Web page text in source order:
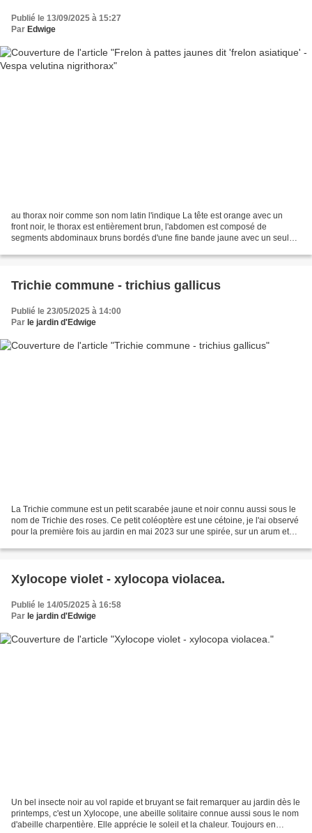
Publié le 13/09/2025 à 15:27
Par Edwige
au thorax noir comme son nom latin l'indique La tête est orange avec un
front noir, le thorax est entièrement brun, l'abdomen est composé de
segments abdominaux bruns bordés d'une fine bande jaune avec un seul
Trichie commune - trichius gallicus
Publié le 23/05/2025 à 14:00
Par le jardin d'Edwige
La Trichie commune est un petit scarabée jaune et noir connu aussi sous le
nom de Trichie des roses. Ce petit coléoptère est une cétoine, je l'ai observé
pour la première fois au jardin en mai 2023 sur une spirée, sur un arum et
Xylocope violet - xylocopa violacea.
Publié le 14/05/2025 à 16:58
Par le jardin d'Edwige
Un bel insecte noir au vol rapide et bruyant se fait remarquer au jardin dès le
printemps, c'est un Xylocope, une abeille solitaire connue aussi sous le nom
d'abeille charpentière. Elle apprécie le soleil et la chaleur. Toujours en